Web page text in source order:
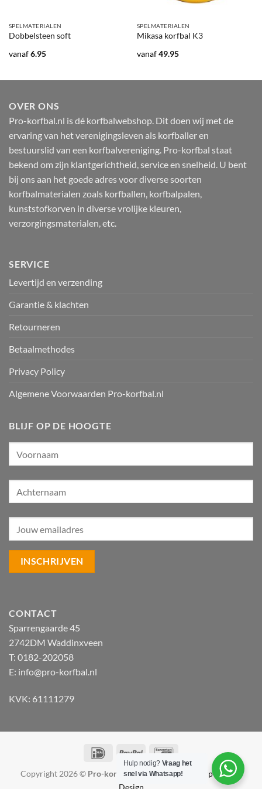
SPELMATERIALEN
Dobbelsteen soft
vanaf6.95
SPELMATERIALEN
Mikasa korfbal K3
vanaf49.95
OVER ONS
Pro-korfbal.nl is dé korfbalwebshop. Dit doen wij met de
ervaring van het verenigingsleven als korfballer en
bestuurslid van een korfbalvereniging. Pro-korfbal staat
bekend om zijn klantgerichtheid, service en snelheid. U bent
bij ons aan het goede adres voor diverse soorten
korfbalmaterialen zoals korfballen, korfbalpalen,
kunststofkorven in diverse vrolijke kleuren,
verzorgingsmaterialen, etc.
SERVICE
Levertijd en verzending
Garantie & klachten
Retourneren
Betaalmethodes
Privacy Policy
Algemene Voorwaarden Pro-korfbal.nl
BLIJF OP DE HOOGTE
CONTACT
Sparrengaarde 45
2742DM Waddinxveen
T: 0182-202058
E: info@pro-korfbal.nl
KVK: 61111279
IDeal PayPal
Copyright 2026 © Pro-korfbal.nl|Webshop ontwerp Lamper
Design
Hulp nodig? Vraag het
snel via Whatsapp!